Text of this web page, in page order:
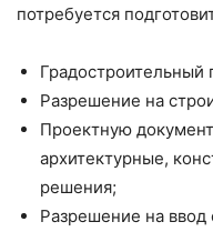
потребуется
Градостроительный
Разрешение на
Проектную
архитектурные,
решения;
Разрешение на ввод